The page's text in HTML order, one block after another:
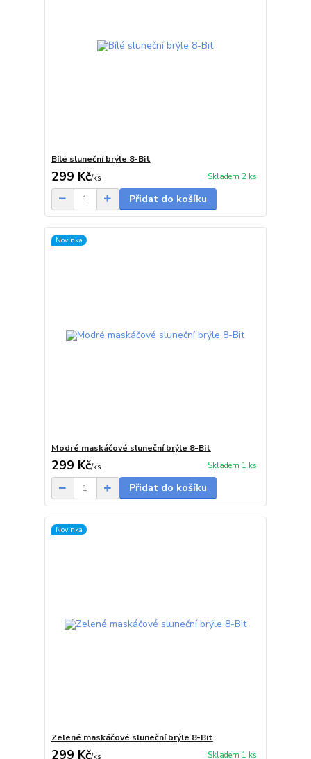
Bílé sluneční brýle 8-Bit
299 Kč/ks Skladem 2 ks
Přidat do košíku
Novinka
Modré maskáčové sluneční brýle 8-Bit
299 Kč/ks Skladem 1 ks
Přidat do košíku
Novinka
Zelené maskáčové sluneční brýle 8-Bit
299 Kč/ks Skladem 1 ks